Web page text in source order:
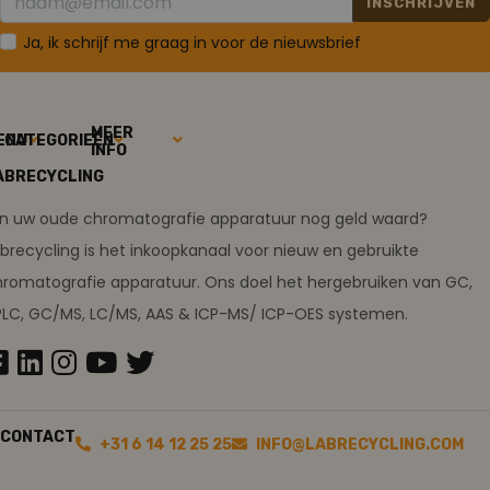
Ja, ik schrijf me graag in voor de nieuwsbrief
CATEGORIEËNMEER
INFO
uw oude chromatografie apparatuur nog geld waard?
is het inkoopkanaal voor nieuw en gebruikte
apparatuur. Ons doel het hergebruiken van GC,
GC/MS, LC/MS, AAS & ICP-MS/ ICP-OES systemen.
CONTACT +31 6 14 12 25 25 INFO@LABRECYCLING.COM